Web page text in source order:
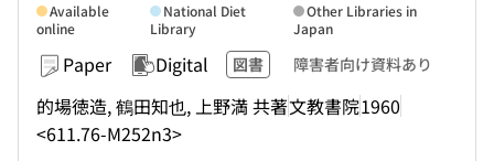
Paper Digital 図書 障害者向け資料あり
的場徳造, 鶴田知也, 上野満 共著文教書院1960
<611.76-M252n3>
Available
online
National Diet
Library
Other Libraries in
Japan